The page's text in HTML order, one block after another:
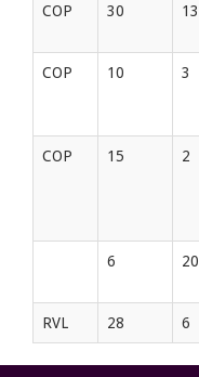
COP 30 13
COP 10 3
COP 15 2
6 20
RVL 28 6